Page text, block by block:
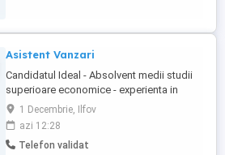
Asistent Vanzari
Candidatul Ideal - Absolvent medii studii
superioare economice - experienta in
productie publicitara ofera un avantaj
(print, semnalistica, mobilier) - Persoana
autodidacta cu capacitate de asimilare
rapidă a cunostintelor ; - Abilitati
1 Decembrie, Ilfov
azi 12:28
Telefon validat